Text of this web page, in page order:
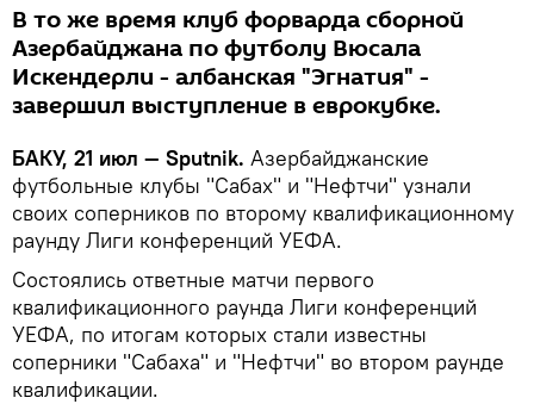
В то же время клуб форварда сборной
Азербайджана по футболу Вюсала
Искендерли - албанская "Эгнатия" -
завершил выступление в еврокубке.
БАКУ, 21 июл — Sputnik. Азербайджанские
футбольные клубы "Сабах" и "Нефтчи" узнали
своих соперников по второму квалификационному
раунду Лиги конференций УЕФА.
Состоялись ответные матчи первого
квалификационного раунда Лиги конференций
УЕФА, по итогам которых стали известны
соперники "Сабаха" и "Нефтчи" во втором раунде
квалификации.